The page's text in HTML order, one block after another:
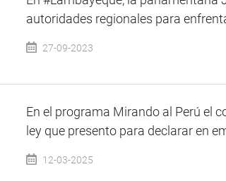
autoridades regionales para
27-09-2023
En el programa Mirando al Perú el
ley que presento para declarar en
12-03-2025